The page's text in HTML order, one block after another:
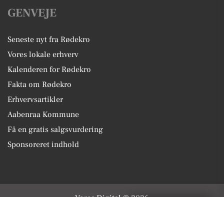
GENVEJE
Seneste nyt fra Rødekro
Vores lokale erhverv
Kalenderen for Rødekro
Fakta om Rødekro
Erhvervsartikler
Aabenraa Kommune
Få en gratis salgsvurdering
Sponsoreret indhold